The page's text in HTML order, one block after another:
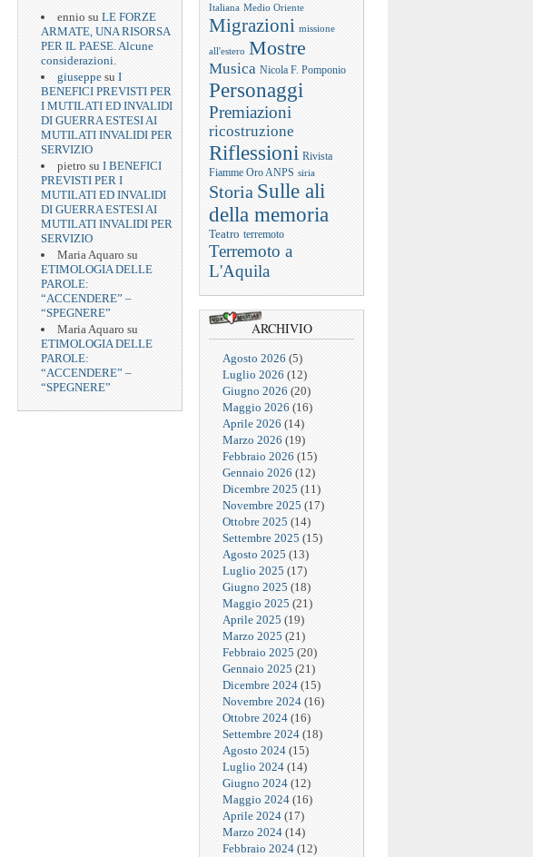
ennio su LE FORZE
ARMATE, UNA RISORSA
PER IL PAESE. Alcune
considerazioni.
giuseppe su I
BENEFICI PREVISTI PER
I MUTILATI ED INVALIDI
DI GUERRA ESTESI AI
MUTILATI INVALIDI PER
SERVIZIO
pietro su I BENEFICI
PREVISTI PER I
MUTILATI ED INVALIDI
DI GUERRA ESTESI AI
MUTILATI INVALIDI PER
SERVIZIO
Maria Aquaro su
ETIMOLOGIA DELLE
PAROLE:
“ACCENDERE” –
“SPEGNERE”
Maria Aquaro su
ETIMOLOGIA DELLE
PAROLE:
“ACCENDERE” –
“SPEGNERE”
Italiana Medio Oriente
Migrazioni missione
all'estero Mostre
Musica Nicola F. Pomponio
Personaggi
Premiazioni
ricostruzione
Riflessioni Rivista
Fiamme Oro ANPS siria
Storia Sulle ali
della memoria
Teatro terremoto
Terremoto a
L'Aquila
ARCHIVIO
Agosto 2026 (5)
Luglio 2026 (12)
Giugno 2026 (20)
Maggio 2026 (16)
Aprile 2026 (14)
Marzo 2026 (19)
Febbraio 2026 (15)
Gennaio 2026 (12)
Dicembre 2025 (11)
Novembre 2025 (17)
Ottobre 2025 (14)
Settembre 2025 (15)
Agosto 2025 (13)
Luglio 2025 (17)
Giugno 2025 (18)
Maggio 2025 (21)
Aprile 2025 (19)
Marzo 2025 (21)
Febbraio 2025 (20)
Gennaio 2025 (21)
Dicembre 2024 (15)
Novembre 2024 (16)
Ottobre 2024 (16)
Settembre 2024 (18)
Agosto 2024 (15)
Luglio 2024 (14)
Giugno 2024 (12)
Maggio 2024 (16)
Aprile 2024 (17)
Marzo 2024 (14)
Febbraio 2024 (12)